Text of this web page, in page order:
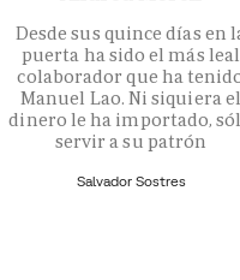
Desde sus quince días en
puerta ha sido el más leal
colaborador que ha
Manuel Lao. Ni siquiera
dinero le ha importado,
servir a su patrón
Salvador Sostres